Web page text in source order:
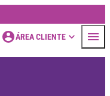
ÁREA CLIENTE